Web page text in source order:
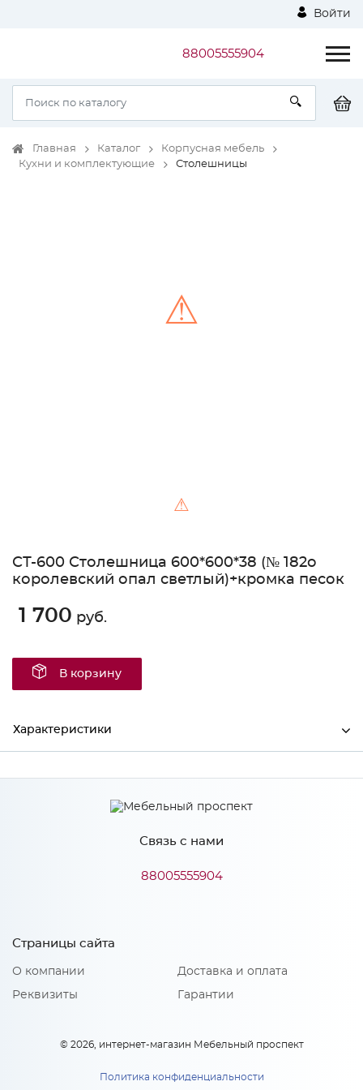
Войти
88005555904
Главная Каталог
Корпусная мебель
Кухни и комплектующие
Столешницы
⚠
⚠
СТ-600 Столешница 600*600*38 (№ 182о
королевский опал светлый)+кромка песок
1 700 руб.
В корзину
Характеристики
Ширина 600
38
600
СКИФ
Материал
Связь с нами
88005555904
Страницы сайта
О компании
Реквизиты
Доставка и оплата
Гарантии
© 2026, интернет-магазин Мебельный проспект
Политика конфиденциальности